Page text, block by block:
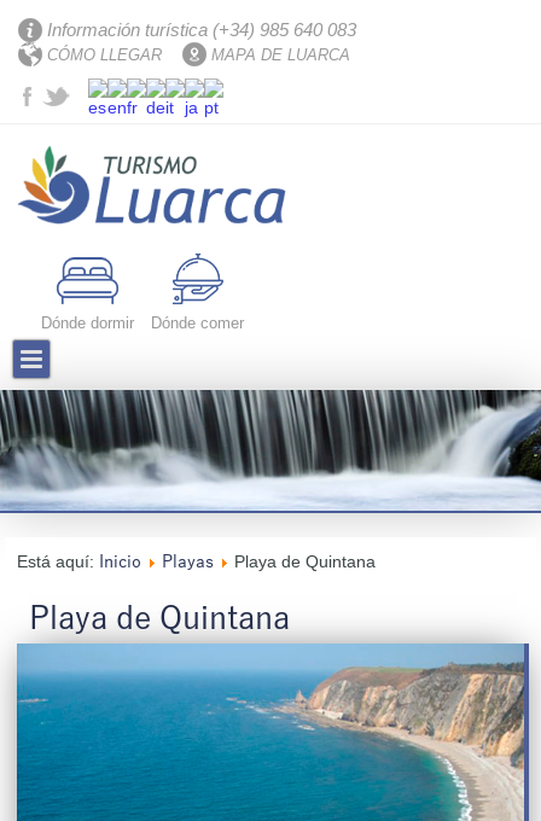
Información turística (+34) 985 640 083
CÓMO LLEGAR MAPA DE LUARCA
Dónde dormir Dónde comer
Está aquí: Inicio Playas Playa de Quintana
Playa de Quintana